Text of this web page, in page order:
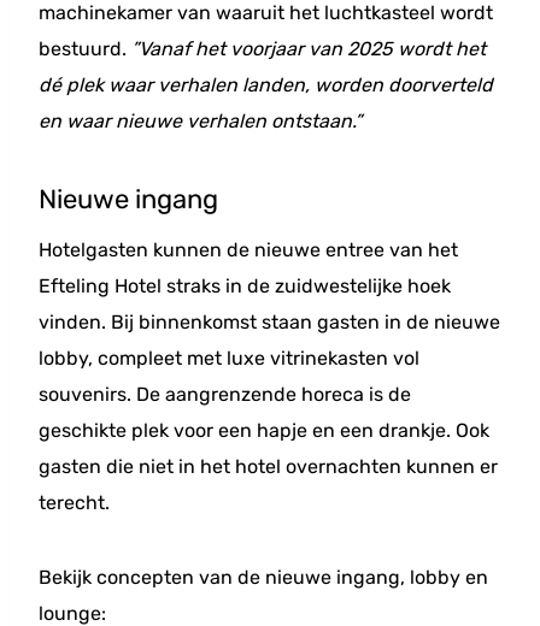
machinekamer van waaruit het luchtkasteel wordt
bestuurd. ”Vanaf het voorjaar van 2025 wordt het
dé plek waar verhalen landen, worden doorverteld
en waar nieuwe verhalen ontstaan.”
Nieuwe ingang
Hotelgasten kunnen de nieuwe entree van het
Efteling Hotel straks in de zuidwestelijke hoek
vinden. Bij binnenkomst staan gasten in de nieuwe
lobby, compleet met luxe vitrinekasten vol
souvenirs. De aangrenzende horeca is de
geschikte plek voor een hapje en een drankje. Ook
gasten die niet in het hotel overnachten kunnen er
terecht.
Bekijk concepten van de nieuwe ingang, lobby en
lounge: